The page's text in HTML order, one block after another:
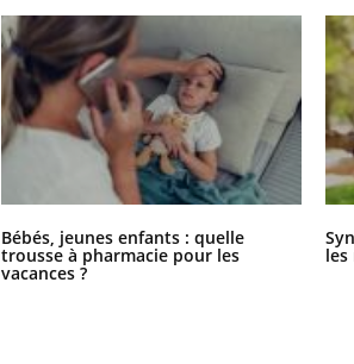
Bébés, jeunes enfants : quelle
trousse à pharmacie pour les
vacances ?
les